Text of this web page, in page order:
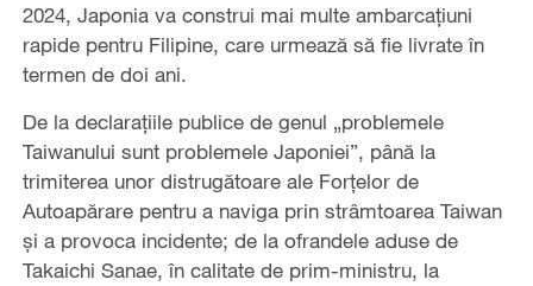
2024, Japonia va construi mai multe ambarcațiuni
rapide pentru Filipine, care urmează să fie livrate în
termen de doi ani.
De la declarațiile publice de genul „problemele
Taiwanului sunt problemele Japoniei”, până la
trimiterea unor distrugătoare ale Forțelor de
Autoapărare pentru a naviga prin strâmtoarea Taiwan
și a provoca incidente; de la ofrandele aduse de
Takaichi Sanae, în calitate de prim-ministru, la